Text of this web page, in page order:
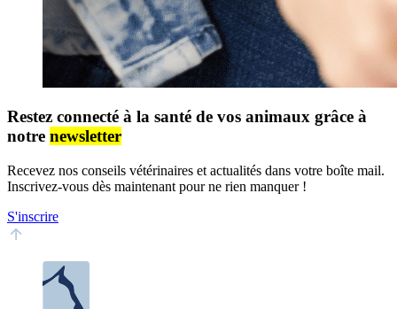
Restez connecté à la santé de vos animaux grâce à
notre newsletter
Recevez nos conseils vétérinaires et actualités dans votre boîte mail.
Inscrivez-vous dès maintenant pour ne rien manquer !
S'inscrire